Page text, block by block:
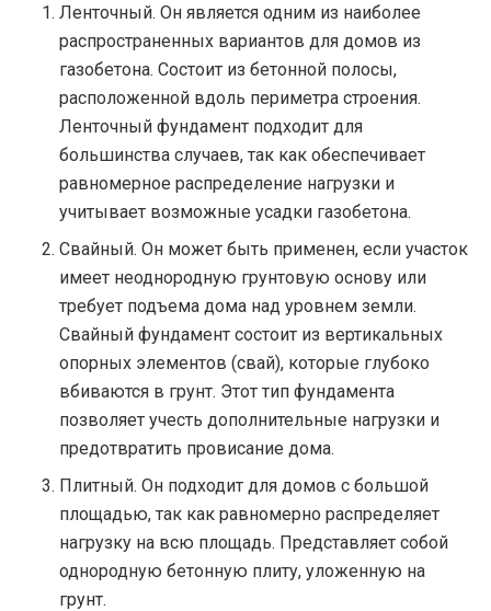
Ленточный. Он является одним из наиболее
распространенных вариантов для домов из
газобетона. Состоит из бетонной полосы,
расположенной вдоль периметра строения.
Ленточный фундамент подходит для
большинства случаев, так как обеспечивает
равномерное распределение нагрузки и
учитывает возможные усадки газобетона.
Свайный. Он может быть применен, если участок
имеет неоднородную грунтовую основу или
требует подъема дома над уровнем земли.
Свайный фундамент состоит из вертикальных
опорных элементов (свай), которые глубоко
вбиваются в грунт. Этот тип фундамента
позволяет учесть дополнительные нагрузки и
предотвратить провисание дома.
Плитный. Он подходит для домов с большой
площадью, так как равномерно распределяет
нагрузку на всю площадь. Представляет собой
однородную бетонную плиту, уложенную на
грунт.